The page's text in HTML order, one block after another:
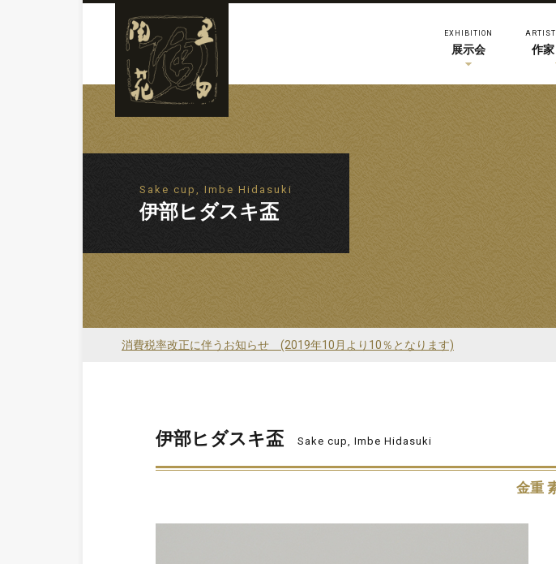
EXHIBITION
展示会 作
Sake cup, Imbe Hidasuki
伊部ヒダスキ盃
消費税率改正に伴うお知らせ (2019年10月より10％となります)
伊部ヒダスキ盃 Sake cup, Imbe Hidasuki
金重